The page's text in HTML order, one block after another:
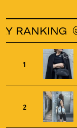
1
2